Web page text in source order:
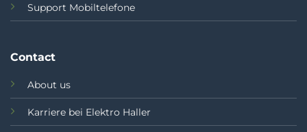
Support Mobiltelefone
Contact
About us
Karriere bei Elektro Haller